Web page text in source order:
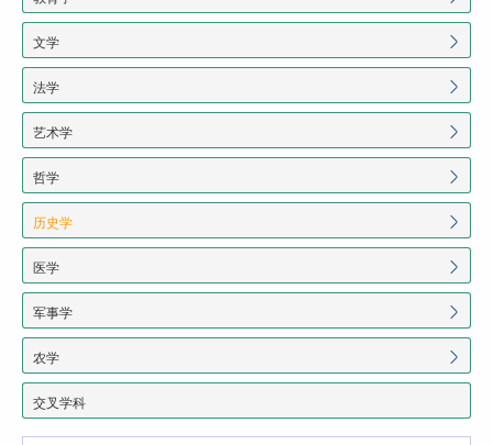
文学
法学
艺术学
哲学
历史学
医学
军事学
农学
交叉学科